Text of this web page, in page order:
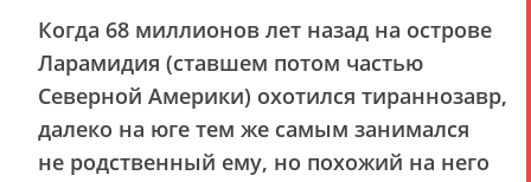
Когда 68 миллионов лет назад на острове
Ларамидия (ставшем потом частью
Северной Америки) охотился тираннозавр,
далеко на юге тем же самым занимался
не родственный ему, но похожий на него